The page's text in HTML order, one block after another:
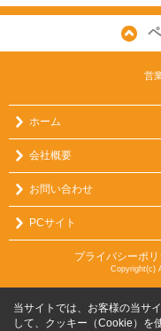
営
ホーム
会社概要
お問い合わせ
PCサイト
プライバシーポリ
Copyright(c)
当サイトでは、お客様の当サ
して、クッキー（Cookie）を